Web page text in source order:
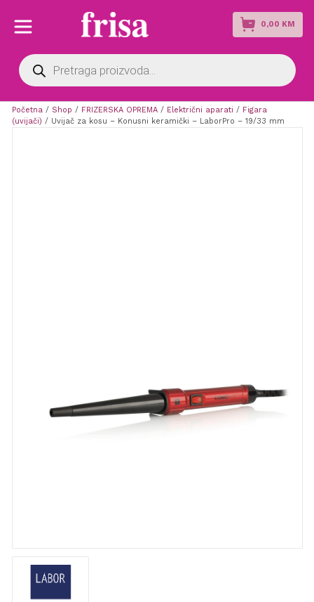
0,00 KM
Products
search
Početna / Shop / FRIZERSKA OPREMA/ Električni aparati / Figara
(uvijači) / Uvijač za kosu – Konusni keramički – LaborPro – 19/33 mm